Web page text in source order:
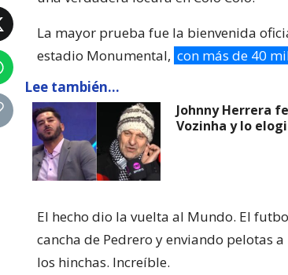
La mayor prueba fue la bienvenida
estadio Monumental, con más de 40
Lee también...
Johnny Herrera
Vozinha y lo
El hecho dio la vuelta al Mundo. El
cancha de Pedrero y enviando pelotas
los hinchas. Increíble.